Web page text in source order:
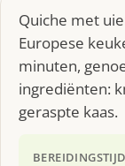
Quiche met
Europese
minuten,
ingrediënten:
geraspte kaas.